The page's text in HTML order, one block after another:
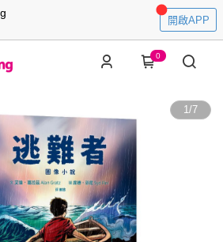
開啟APP
0
1/7